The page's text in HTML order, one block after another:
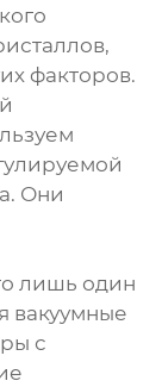
факторов.
Они
лишь один
вакуумные
с